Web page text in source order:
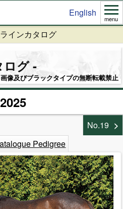
English
menu
インカタログ
ログ
画像及びブラックタイプの無断転載禁止
No.19
Pedigree